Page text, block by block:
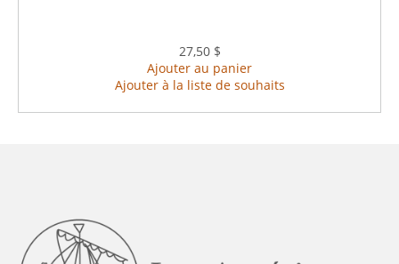
27,50 $
Ajouter au panier
Ajouter à la liste de souhaits